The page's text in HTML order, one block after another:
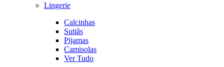
Lingerie
Calcinhas
Sutiãs
Pijamas
Camisolas
Ver Tudo